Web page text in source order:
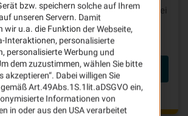
und dem Baustein TELEMATIK bei
ganz einfach bares Geld beim
Beitrag berechnen
2 Minuten erklärt
bzw. speichern solche auf Ihrem
unseren Servern. Damit
wir u.a. die Funktion der Webseite,
Interaktionen, personalisierte
personalisierte Werbung und
dem zuzustimmen, wählen Sie bitte
akzeptieren“. Dabei willigen Sie
Art.49Abs.1S.1lit.aDSGVO ein,
Informationen von
in oder aus den USA verarbeitet